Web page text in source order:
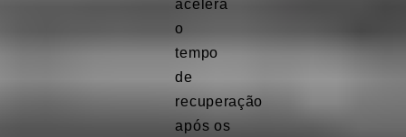
acelera
o
tempo
de
recuperação
após os